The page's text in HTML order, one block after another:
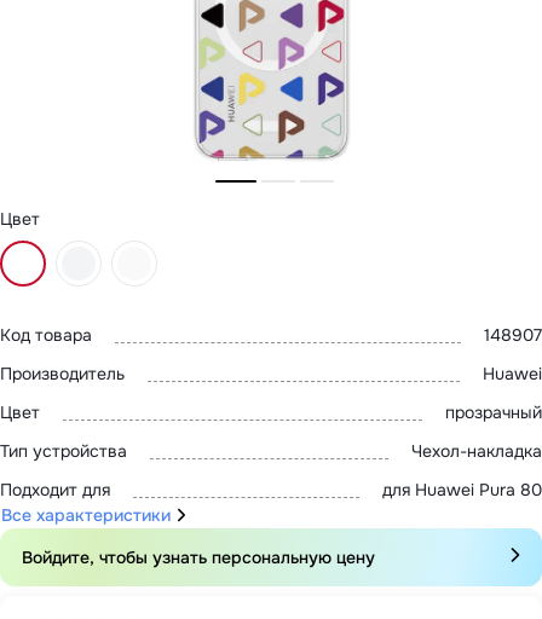
MatePad 12
MatePad Mini
Мультимедиа
Наушники
Мониторы
Стилусы
Сетевое оборудование
Зарядные устройства
Цвет
Код товара
148907
Производитель
Huawei
Цвет
прозрачный
Тип устройства
Чехол-накладка
Подходит для
для Huawei Pura 80
Все характеристики
Войдите, чтобы узнать персональную цену